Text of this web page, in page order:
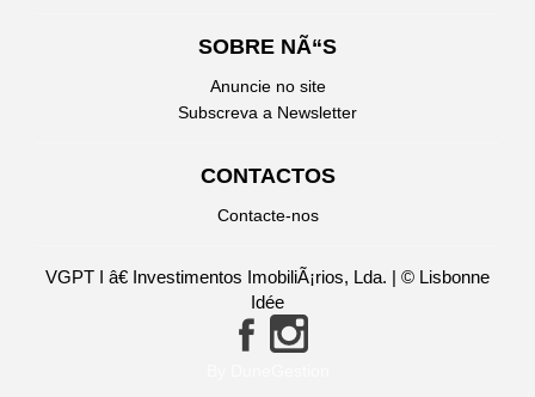
SOBRE NÃ“S
Anuncie no site
Subscreva a Newsletter
CONTACTOS
Contacte-nos
VGPT I â€ Investimentos ImobiliÃ¡rios, Lda. | © Lisbonne
Idée